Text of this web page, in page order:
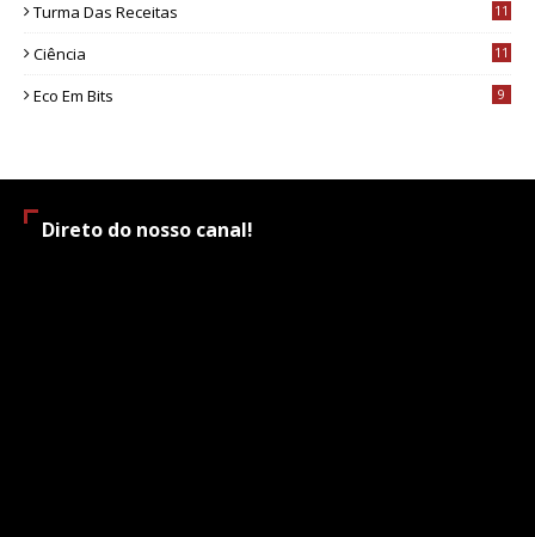
Turma Das Receitas 11
Ciência 11
Eco Em Bits 9
Direto do nosso canal!